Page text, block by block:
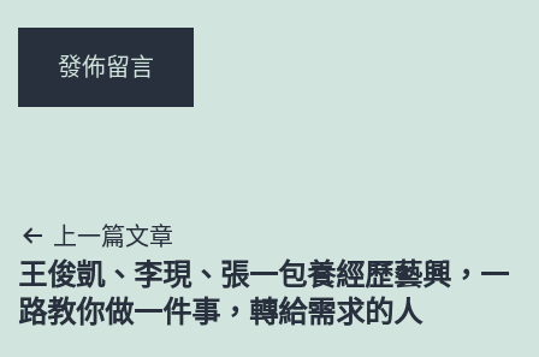
文
章
上一篇文章
王俊凱、李現、張一包養經歷藝興，一
路教你做一件事，轉給需求的人